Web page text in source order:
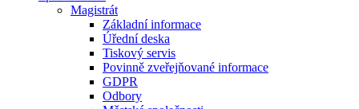
Magistrát
Základní informace
Úřední deska
Tiskový servis
Povinně zveřejňované informace
GDPR
Odbory